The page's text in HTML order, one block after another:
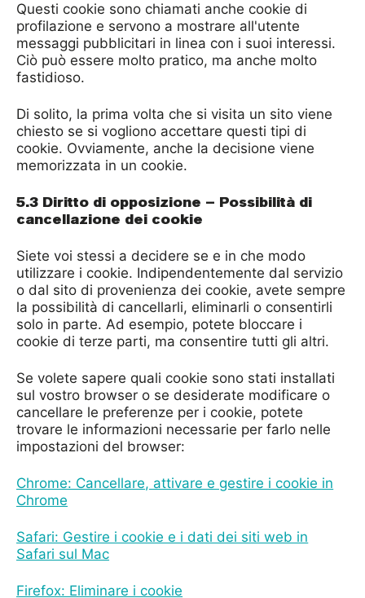
Questi cookie sono chiamati anche cookie di
profilazione e servono a mostrare all'utente
messaggi pubblicitari in linea con i suoi interessi.
Ciò può essere molto pratico, ma anche molto
fastidioso.
Di solito, la prima volta che si visita un sito viene
chiesto se si vogliono accettare questi tipi di
cookie. Ovviamente, anche la decisione viene
memorizzata in un cookie.
5.3 Diritto di opposizione – Possibilità di
cancellazione dei cookie
Siete voi stessi a decidere se e in che modo
utilizzare i cookie. Indipendentemente dal servizio
o dal sito di provenienza dei cookie, avete sempre
la possibilità di cancellarli, eliminarli o consentirli
solo in parte. Ad esempio, potete bloccare i
cookie di terze parti, ma consentire tutti gli altri.
Se volete sapere quali cookie sono stati installati
sul vostro browser o se desiderate modificare o
cancellare le preferenze per i cookie, potete
trovare le informazioni necessarie per farlo nelle
impostazioni del browser:
Chrome: Cancellare, attivare e gestire i cookie in
Chrome
Safari: Gestire i cookie e i dati dei siti web in
Safari sul Mac
Firefox: Eliminare i cookie